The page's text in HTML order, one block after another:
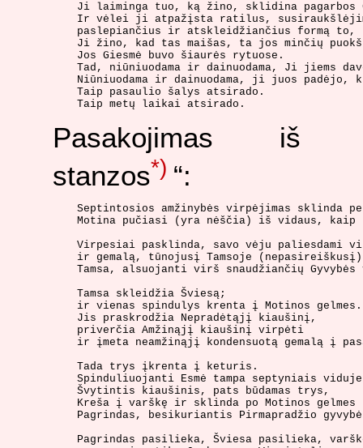
Ji laiminga tuo, ką žino, sklidina
Ir vėlei ji atpažįsta ratilus,
paslepiančius ir atskleidžiančius formą
Ji žino, kad tas maišas, ta jos minčių
Jos Giesmė buvo šiaurės rytuose.
Tad, niūniuodama ir dainuodama, Ji jiems
Niūniuodama ir dainuodama, ji juos padėjo,
Taip pasaulio šalys atsirado.
Pasakojimas iš
stanzos*) “:
Septintosios amžinybės virpėjimas sklinda
Motina pučiasi (yra nėščia) iš vidaus, kaip
Virpesiai pasklinda, savo vėju paliesdami
ir gemalą, tūnojusį Tamsoje
Tamsa, alsuojanti virš snaudžiančių Gyvybės
Tamsa skleidžia Šviesą;
ir vienas spindulys krenta į Motinos gelmes.
Jis praskrodžia Nepradėtąjį kiaušinį,
priverčia Amžinąjį kiaušinį virpėti
ir įmeta neamžinąjį kondensuotą gemalą į
Tada trys įkrenta į keturis.
Spinduliuojanti Esmė tampa septyniais
Švytintis kiaušinis, pats būdamas trys,
Kreša į varškę ir sklinda po Motinos gelmes
Pagrindas, besikuriantis Pirmapradžio
Pagrindas pasilieka, Šviesa pasilieka,